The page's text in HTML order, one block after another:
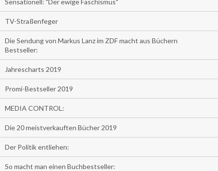
Sensationell: "Der ewige Faschismus"
TV-Straßenfeger
Die Sendung von Markus Lanz im ZDF macht aus Büchern
Bestseller:
Jahrescharts 2019
Promi-Bestseller 2019
MEDIA CONTROL:
Die 20 meistverkauften Bücher 2019
Der Politik entliehen:
So macht man einen Buchbestseller: